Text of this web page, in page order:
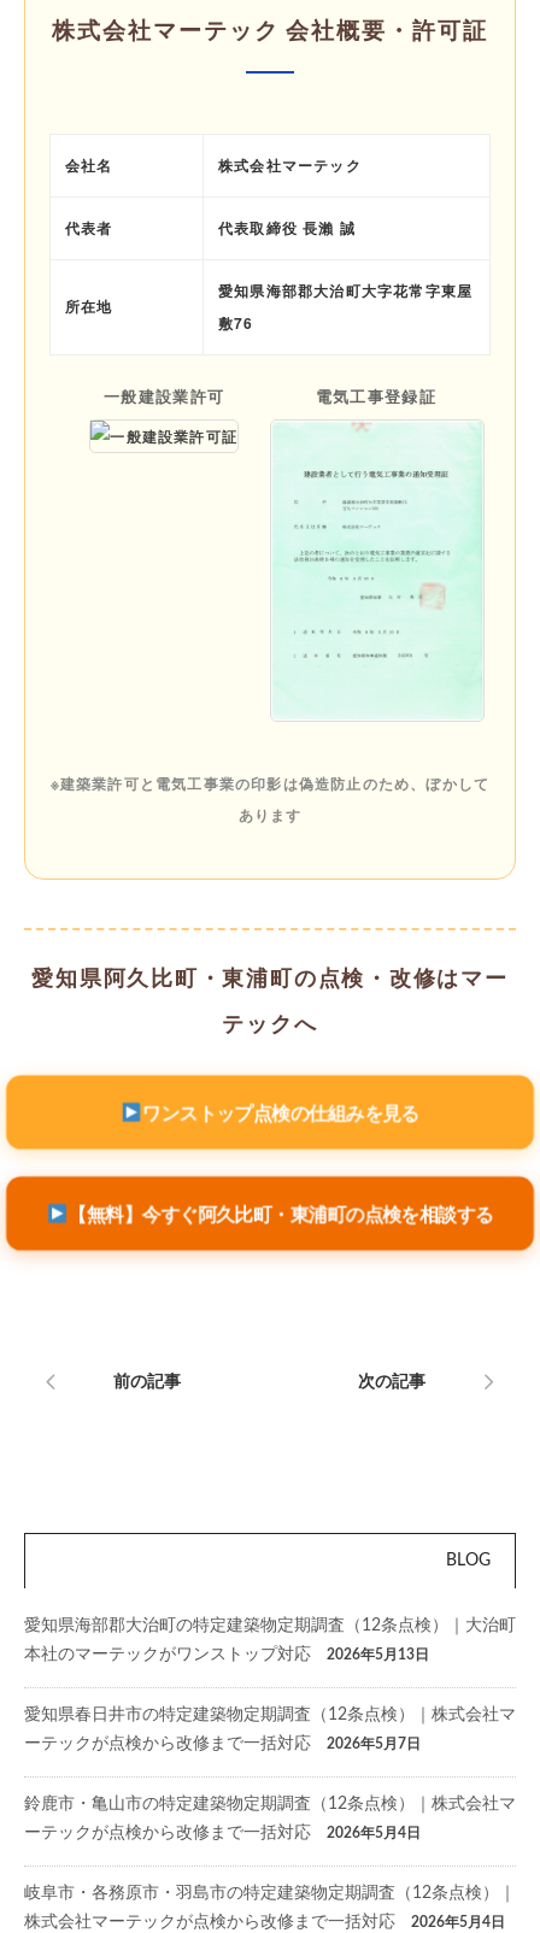
株式会社マーテック 会社概要・許可証
会社名 株式会社マーテック
代表者 代表取締役 長瀨 誠
所在地
愛知県海部郡大治町大字花常字東屋
敷76
一般建設業許可 電気工事登録証
※建築業許可と電気工事業の印影は偽造防止のため、ぼかして
あります
愛知県阿久比町・東浦町の点検・改修はマー
テックへ
ワンストップ点検の仕組みを見る
【無料】今すぐ阿久比町・東浦町の点検を相談する
前の記事 次の記事
BLOG
愛知県海部郡大治町の特定建築物定期調査（12条点検）｜大治町
本社のマーテックがワンストップ対応
2026年5月13日
愛知県春日井市の特定建築物定期調査（12条点検）｜株式会社マ
ーテックが点検から改修まで一括対応
2026年5月7日
鈴鹿市・亀山市の特定建築物定期調査（12条点検）｜株式会社マ
ーテックが点検から改修まで一括対応
2026年5月4日
岐阜市・各務原市・羽島市の特定建築物定期調査（12条点検）｜
株式会社マーテックが点検から改修まで一括対応
2026年5月4日